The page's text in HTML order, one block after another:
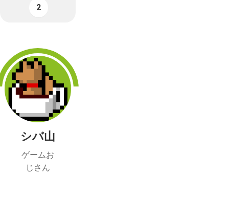
2
シバ山
ゲームお
じさん